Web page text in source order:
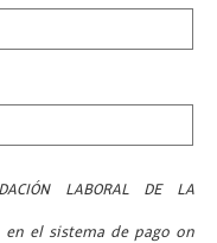
LABORAL DE LA
el sistema de pago on